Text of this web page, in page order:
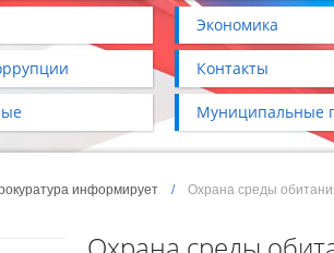
Экономика
Контакты
Муниципальные
информирует / Охрана среды